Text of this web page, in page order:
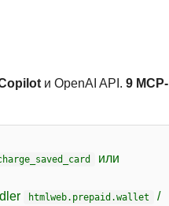
и OpenAI API. 9 MCP-
или
htmlweb.prepaid.wallet /